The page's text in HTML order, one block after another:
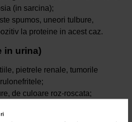
(in sarcina);
spumos, uneori tulbure,
la proteine in acest caz.
in urina)
pietrele renale, tumorile
de culoare roz-roscata;
cu ochiul liber, in acest caz